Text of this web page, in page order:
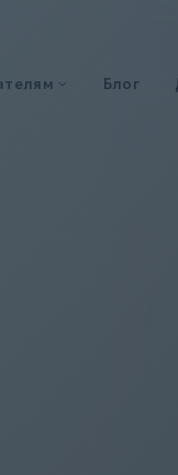
Блог